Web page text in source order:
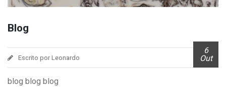
Blog
Escrito por Leonardo
6
Out
blog blog blog